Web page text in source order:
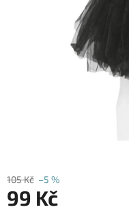
105 Kč –5 %
99 Kč